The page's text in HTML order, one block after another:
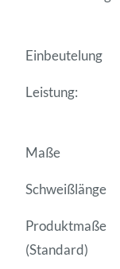
Einbeutelung
Leistung:
Maße
Schweißlänge
Produktmaße
(Standard)